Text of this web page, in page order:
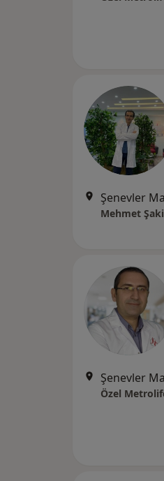
Mehmet
Özel